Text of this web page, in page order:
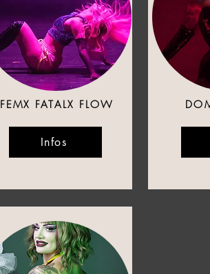
FEMX FATALX FLOW
Infos